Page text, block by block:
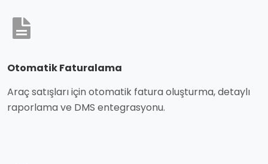
Otomatik Faturalama
Araç satışları için otomatik fatura oluşturma, detaylı
raporlama ve DMS entegrasyonu.